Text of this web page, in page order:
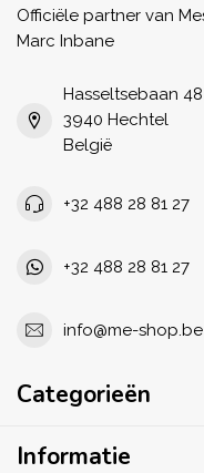
Officiële partner van
Marc Inbane
Hasseltsebaan 48
3940 Hechtel
België
+32 488 28 81 27
+32 488 28 81 27
info@me-shop.be
Categorieën
Informatie